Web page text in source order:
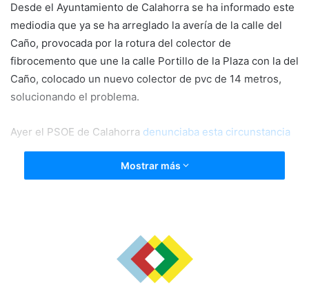
Desde el Ayuntamiento de Calahorra se ha informado este
mediodia que ya se ha arreglado la avería de la calle del
Caño, provocada por la rotura del colector de
fibrocemento que une la calle Portillo de la Plaza con la del
Caño, colocado un nuevo colector de pvc de 14 metros,
solucionando el problema.
Ayer el PSOE de Calahorra denunciaba esta circunstancia
Mostrar más